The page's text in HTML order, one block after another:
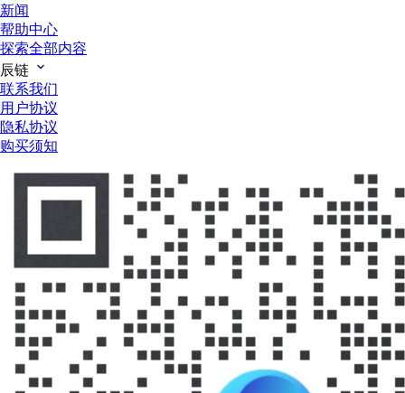
新闻
帮助中心
探索全部内容
辰链
联系我们
用户协议
隐私协议
购买须知